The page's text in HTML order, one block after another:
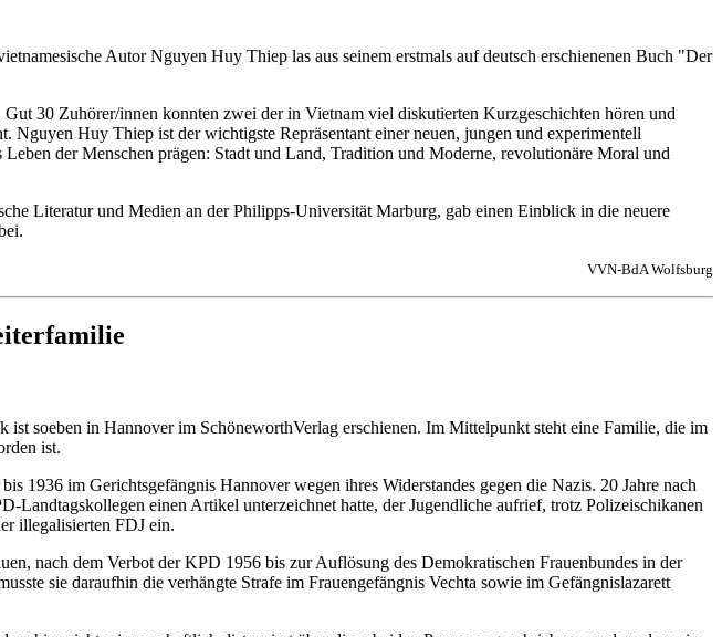
Autor Nguyen Huy Thiep las aus seinem erstmals auf deutsch erschienenen Buch "Der
30 Zuhörer/innen konnten zwei der in Vietnam viel diskutierten Kurzgeschichten hören und
Huy Thiep ist der wichtigste Repräsentant einer neuen, jungen und experimentell
der Menschen prägen: Stadt und Land, Tradition und Moderne, revolutionäre Moral und
Literatur und Medien an der Philipps-Universität Marburg, gab einen Einblick in die neuere
VVN-BdA Wolfsburg
soeben in Hannover im SchöneworthVerlag erschienen. Im Mittelpunkt steht eine Familie, die im
ist.
1936 im Gerichtsgefängnis Hannover wegen ihres Widerstandes gegen die Nazis. 20 Jahre nach
Landtagskollegen einen Artikel unterzeichnet hatte, der Jugendliche aufrief, trotz Polizeischikanen
illegalisierten FDJ ein.
nach dem Verbot der KPD 1956 bis zur Auflösung des Demokratischen Frauenbundes in der
sie daraufhin die verhängte Strafe im Frauengefängnis Vechta sowie im Gefängnislazarett